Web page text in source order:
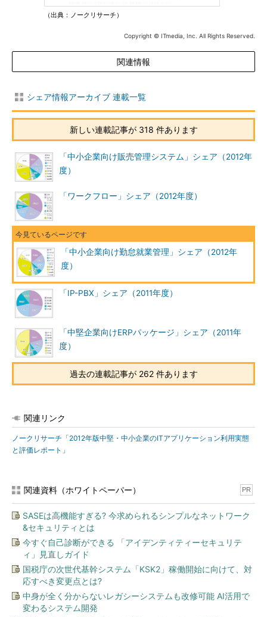
（出典：ノークリサーチ）
Copyright © ITmedia, Inc. All Rights Reserved.
関連情報
シェア情報アーカイブ 連載一覧
新しい連載記事が 318 件あります
「中小企業向け販売管理システム」シェア（2012年
度）
「ワークフロー」シェア（2012年度）
「中小企業向け勤怠就業管理」シェア（2012年
度）
「IP-PBX」シェア（2011年度）
「中堅企業向けERPパッケージ」シェア（2011年
度）
過去の連載記事が 262 件あります
関連リンク
ノークリサーチ「2012年版中堅・中小企業のITアプリケーション利用実態
と評価レポート」
関連資料（ホワイトペーパー） PR
SASEは高機能すぎる? 今求められるシンプルなネットワーク
&セキュリティとは
今すぐ自己診断ができる 「アイデンティティーセキュリテ
ィ」見直しガイド
国税庁の次世代基幹システム「KSK2」稼働開始に向けて、対
応すべき変更点とは?
中身が全く分からないレガシーシステムも改修可能 AI活用で
変わるシステム開発